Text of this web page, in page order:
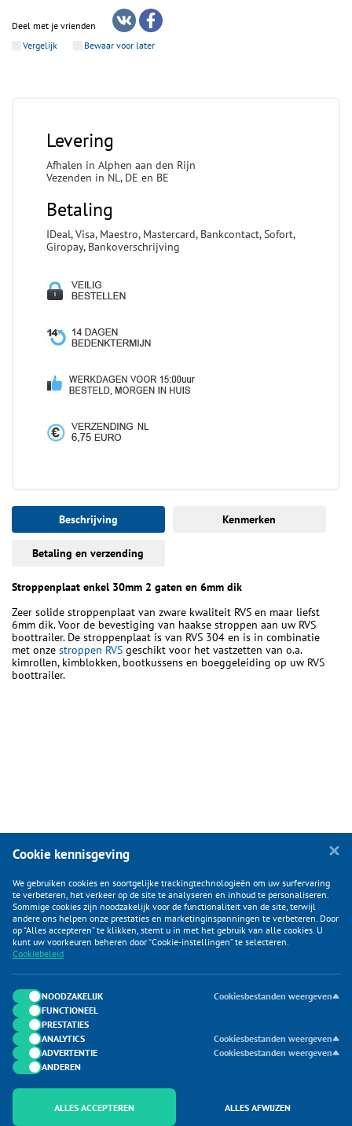
Deel met je vrienden
Vergelijk
Bewaar voor later
Levering
Afhalen in Alphen aan den Rijn
Vezenden in NL, DE en BE
Betaling
IDeal, Visa, Maestro, Mastercard, Bankcontact, Sofort,
Giropay, Bankoverschrijving
Beschrijving Kenmerken
Betaling en verzending
Stroppenplaat enkel 30mm 2 gaten en 6mm dik
Zeer solide stroppenplaat van zware kwaliteit RVS en maar liefst
6mm dik. Voor de bevestiging van haakse stroppen aan uw RVS
boottrailer. De stroppenplaat is van RVS 304 en is in combinatie
met onze stroppen RVS geschikt voor het vastzetten van o.a.
kimrollen, kimblokken, bootkussens en boeggeleiding op uw RVS
boottrailer.
KLANTENSERVICE
CATEGORIEËN
DUIJVELAAR E-COMMERCE
CONTACTEN
Cookie kennisgeving
We gebruiken cookies en soortgelijke trackingtechnologieën om uw surfervaring
te verbeteren, het verkeer op de site te analyseren en inhoud te personaliseren.
Sommige cookies zijn noodzakelijk voor de functionaliteit van de site, terwijl
andere ons helpen onze prestaties en marketinginspanningen te verbeteren. Door
op “Alles accepteren” te klikken, stemt u in met het gebruik van alle cookies. U
kunt uw voorkeuren beheren door “Cookie-instellingen” te selecteren.
Cookiebeleid
NOODZAKELIJK
Cookiesbestanden weergeven
FUNCTIONEEL
PRESTATIES
ANALYTICS
Cookiesbestanden weergeven
ADVERTENTIE
Cookiesbestanden weergeven
ANDEREN
ALLES ACCEPTEREN ALLES AFWIJZEN